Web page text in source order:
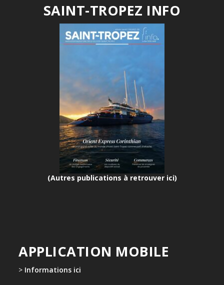
SAINT-TROPEZ INFO
(Autres publications à retrouver ici)
APPLICATION MOBILE
> Informations ici